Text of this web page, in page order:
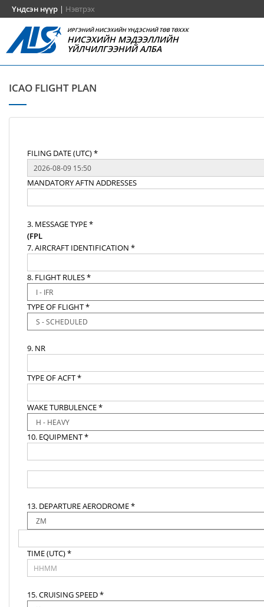
Үндсэн нүүр | Нэвтрэх
ИРГЭНИЙ НИСЭХИЙН ҮНДЭСНИЙ ТӨВ ТӨХХК
НИСЭХИЙН МЭДЭЭЛЛИЙН
ҮЙЛЧИЛГЭЭНИЙ АЛБА
ICAO FLIGHT PLAN
FILING DATE (UTC) *
MANDATORY AFTN ADDRESSES
3. MESSAGE TYPE *
(FPL
7. AIRCRAFT IDENTIFICATION *
8. FLIGHT RULES *
TYPE OF FLIGHT *
9. NR
TYPE OF ACFT *
WAKE TURBULENCE *
10. EQUIPMENT *
13. DEPARTURE AERODROME *
TIME (UTC) *
15. CRUISING SPEED *